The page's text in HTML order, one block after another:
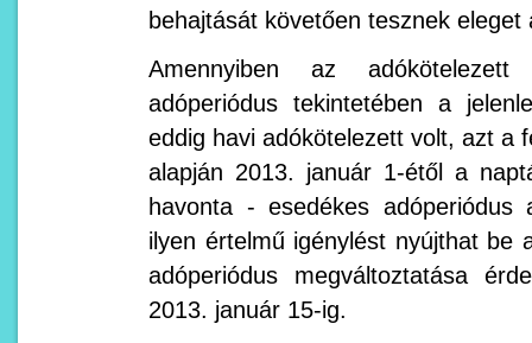
behajtását követően tesznek
Amennyiben az
adóperiódus tekintetében a
eddig havi adókötelezett volt, azt a
alapján 2013. január 1-étől a
havonta - esedékes adóperiódus
ilyen értelmű igénylést nyújthat be
adóperiódus megváltoztatása
2013. január 15-ig.